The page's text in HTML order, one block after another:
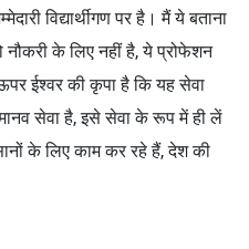
विद्यार्थीगण पर है। मैं ये बताना
के लिए नहीं है, ये प्रोफेशन
ईश्वर की कृपा है कि यह सेवा
सेवा है, इसे सेवा के रूप में ही लें
के लिए काम कर रहे हैं, देश की